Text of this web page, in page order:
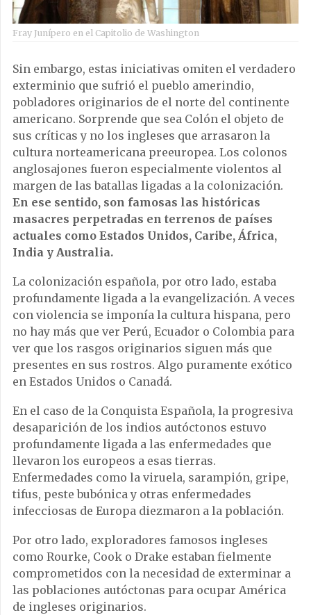
Fray Junípero en el Capitolio de Washington
Sin embargo, estas iniciativas omiten el verdadero
exterminio que sufrió el pueblo amerindio,
pobladores originarios de el norte del continente
americano. Sorprende que sea Colón el objeto de
sus críticas y no los ingleses que arrasaron la
cultura norteamericana preeuropea. Los colonos
anglosajones fueron especialmente violentos al
margen de las batallas ligadas a la colonización.
En ese sentido, son famosas las históricas
masacres perpetradas en terrenos de países
actuales como Estados Unidos, Caribe, África,
India y Australia.
La colonización española, por otro lado, estaba
profundamente ligada a la evangelización. A veces
con violencia se imponía la cultura hispana, pero
no hay más que ver Perú, Ecuador o Colombia para
ver que los rasgos originarios siguen más que
presentes en sus rostros. Algo puramente exótico
en Estados Unidos o Canadá.
En el caso de la Conquista Española, la progresiva
desaparición de los indios autóctonos estuvo
profundamente ligada a las enfermedades que
llevaron los europeos a esas tierras.
Enfermedades como la viruela, sarampión, gripe,
tifus, peste bubónica y otras enfermedades
infecciosas de Europa diezmaron a la población.
Por otro lado, exploradores famosos ingleses
como Rourke, Cook o Drake estaban fielmente
comprometidos con la necesidad de exterminar a
las poblaciones autóctonas para ocupar América
de ingleses originarios.